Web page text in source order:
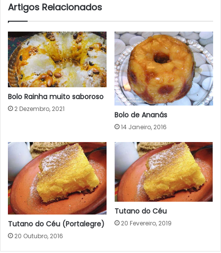
Artigos Relacionados
Bolo Rainha muito saboroso
2 Dezembro, 2021
Bolo de Ananás
14 Janeiro, 2016
Tutano do Céu (Portalegre)
20 Outubro, 2016
Tutano do Céu
20 Fevereiro, 2019